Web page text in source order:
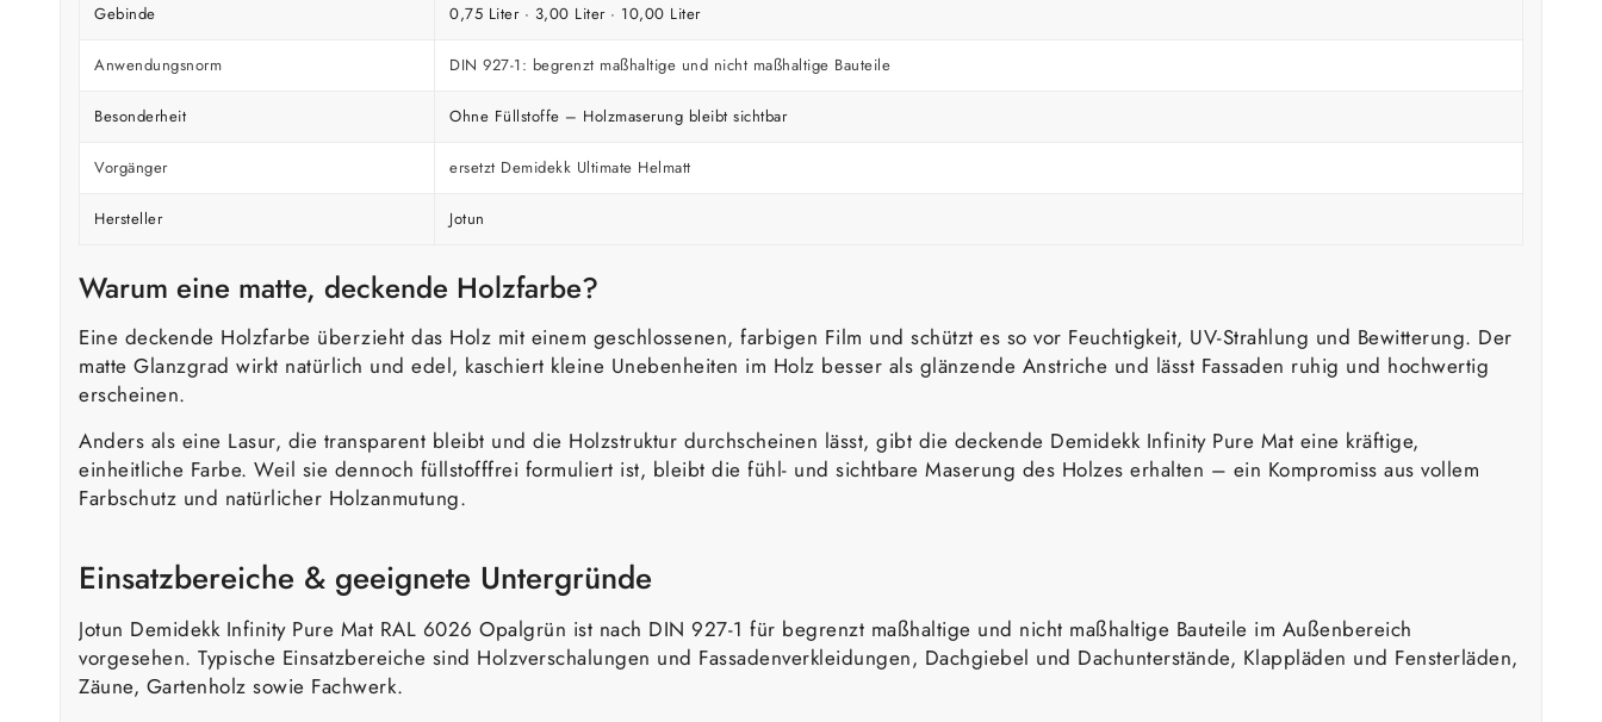
Gebinde 0,75 Liter · 3,00 Liter · 10,00 Liter
Anwendungsnorm DIN 927-1: begrenzt maßhaltige und nicht maßhaltige Bauteile
Besonderheit Ohne Füllstoffe – Holzmaserung bleibt sichtbar
Vorgänger ersetzt Demidekk Ultimate Helmatt
Hersteller Jotun
Warum eine matte, deckende Holzfarbe?
Eine deckende Holzfarbe überzieht das Holz mit einem geschlossenen, farbigen Film und schützt es so vor Feuchtigkeit, UV-Strahlung und Bewitterung. Der
matte Glanzgrad wirkt natürlich und edel, kaschiert kleine Unebenheiten im Holz besser als glänzende Anstriche und lässt Fassaden ruhig und hochwertig
erscheinen.
Anders als eine Lasur, die transparent bleibt und die Holzstruktur durchscheinen lässt, gibt die deckende Demidekk Infinity Pure Mat eine kräftige,
einheitliche Farbe. Weil sie dennoch füllstofffrei formuliert ist, bleibt die fühl- und sichtbare Maserung des Holzes erhalten – ein Kompromiss aus vollem
Farbschutz und natürlicher Holzanmutung.
Einsatzbereiche & geeignete Untergründe
Jotun Demidekk Infinity Pure Mat RAL 6026 Opalgrün ist nach DIN 927-1 für begrenzt maßhaltige und nicht maßhaltige Bauteile im Außenbereich
vorgesehen. Typische Einsatzbereiche sind Holzverschalungen und Fassadenverkleidungen, Dachgiebel und Dachunterstände, Klappläden und Fensterläden,
Zäune, Gartenholz sowie Fachwerk.